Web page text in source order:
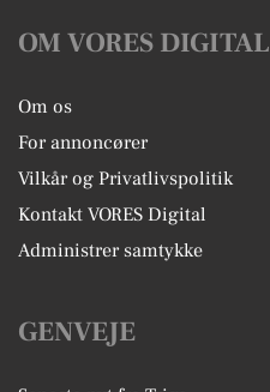
OM VORES DIGITAL
Om os
For annoncører
Vilkår og Privatlivspolitik
Kontakt VORES Digital
Administrer samtykke
GENVEJE